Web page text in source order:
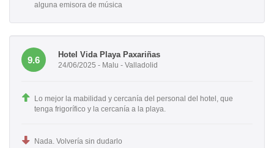
alguna emisora de música
9.6
Hotel Vida Playa Paxariñas
24/06/2025 - Malu - Valladolid
Lo mejor la mabilidad y cercanía del personal del hotel, que
tenga frigorífico y la cercanía a la playa.
Nada. Volvería sin dudarlo